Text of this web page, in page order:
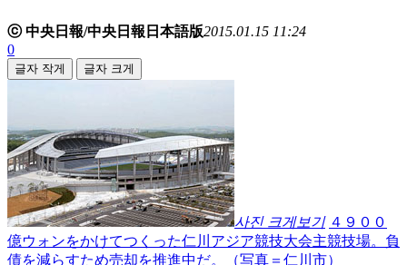
ⓒ 中央日報/中央日報日本語版2015.01.15 11:24
0
글자 작게 글자 크게
사진 크게보기 ４９００
億ウォンをかけてつくった仁川アジア競技大会主競技場。負
債を減らすため売却を推進中だ。（写真＝仁川市）